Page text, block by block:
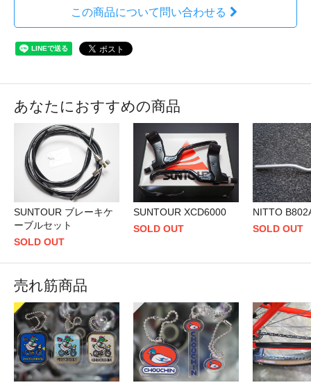
この商品について問い合わせる
あなたにおすすめの商品
SUNTOUR ブレーキケ
ーブルセット
SOLD OUT
SUNTOUR XCD6000
SOLD OUT
NITTO
SOLD OUT
売れ筋商品